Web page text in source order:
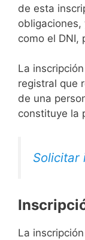
de esta
como el DNI,
La
registral que
de una
constituye la
Solicitar
La